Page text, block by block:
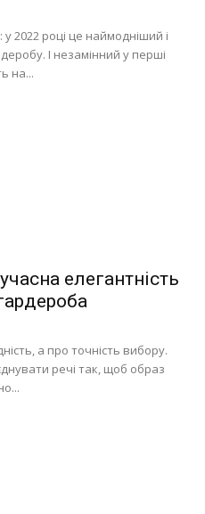
2022 році це наймодніший і
І незамінний у перші
на...
елегантність
а про точність вибору.
речі так, щоб образ